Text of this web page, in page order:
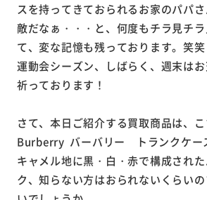
スを持ってきておられるお家のパパ
敵だなぁ・・・と、何度もチラ見チ
て、変な記憶も残っております。笑笑
運動会シーズン、しばらく、週末は
祈っております！
さて、本日ご紹介する買取商品は、こ
Burberry バーバリー トランクケー
キャメル地に黒・白・赤で構成され
ク、知らない方はおられないくらい